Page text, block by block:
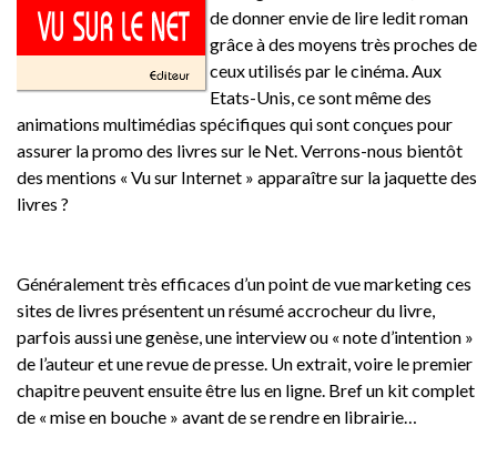
de donner envie de lire ledit roman
grâce à des moyens très proches de
ceux utilisés par le cinéma. Aux
Etats-Unis, ce sont même des
animations multimédias spécifiques qui sont conçues pour
assurer la promo des livres sur le Net. Verrons-nous bientôt
des mentions « Vu sur Internet » apparaître sur la jaquette des
livres ?
Généralement très efficaces d’un point de vue marketing ces
sites de livres présentent un résumé accrocheur du livre,
parfois aussi une genèse, une interview ou « note d’intention »
de l’auteur et une revue de presse. Un extrait, voire le premier
chapitre peuvent ensuite être lus en ligne. Bref un kit complet
de « mise en bouche » avant de se rendre en librairie…